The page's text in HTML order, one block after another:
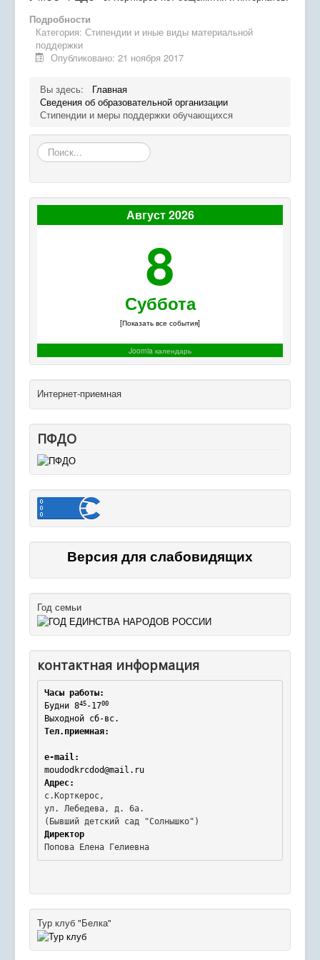
Программы
Успех каждого ребенка
Родителям
Сведения об организации отдыха детей и их
оздоровления
Проведение дополнительных профилактических
Подробности
Категория: Стипендии и иные виды материальной
поддержки
Опубликовано: 21 ноября 2017
Вы здесь:
Главная
Сведения об образовательной организации
Стипендии и меры поддержки обучающихся
Искать...
Август 2026
8
Суббота
[Показать все события]
Joomla календарь
Интернет-приемная
ПФДО
Версия для слабовидящих
Год семьи
контактная информация
Часы работы:
Будни 845-1700
Выходной сб-вс.
Тел.приемная:
e-mail:
moudodkrcdod@mail.ru
Адрес:
с.Корткерос,
ул. Лебедева, д. 6а.
Директор
Попова Елена Гелиевна
Тур клуб "Белка"